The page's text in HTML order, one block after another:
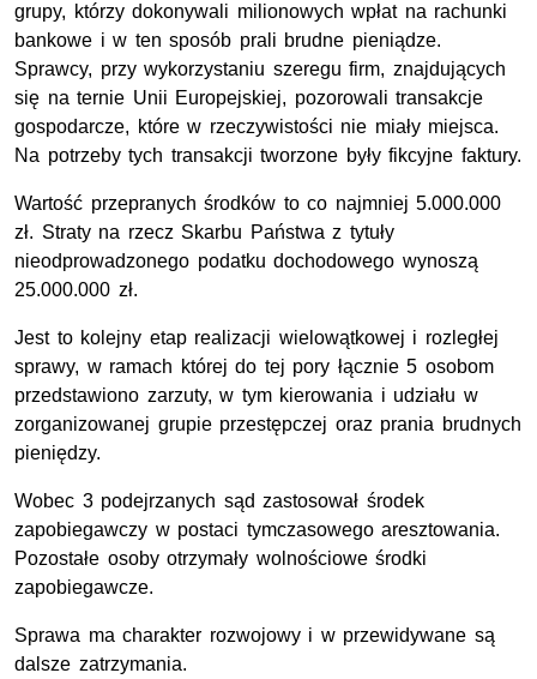
grupy, którzy dokonywali milionowych wpłat na rachunki
bankowe i w ten sposób prali brudne pieniądze.
Sprawcy, przy wykorzystaniu szeregu firm, znajdujących
się na ternie Unii Europejskiej, pozorowali transakcje
gospodarcze, które w rzeczywistości nie miały miejsca.
Na potrzeby tych transakcji tworzone były fikcyjne faktury.
Wartość przepranych środków to co najmniej 5.000.000
zł. Straty na rzecz Skarbu Państwa z tytuły
nieodprowadzonego podatku dochodowego wynoszą
25.000.000 zł.
Jest to kolejny etap realizacji wielowątkowej i rozległej
sprawy, w ramach której do tej pory łącznie 5 osobom
przedstawiono zarzuty, w tym kierowania i udziału w
zorganizowanej grupie przestępczej oraz prania brudnych
pieniędzy.
Wobec 3 podejrzanych sąd zastosował środek
zapobiegawczy w postaci tymczasowego aresztowania.
Pozostałe osoby otrzymały wolnościowe środki
zapobiegawcze.
Sprawa ma charakter rozwojowy i w przewidywane są
dalsze zatrzymania.